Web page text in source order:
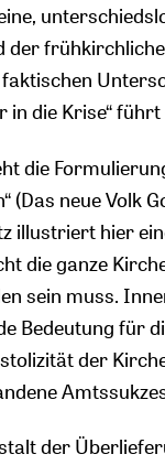
der
die Krise“ führt
die
(Das neue Volk
illustriert hier
die ganze
sein muss.
Bedeutung für
der
der